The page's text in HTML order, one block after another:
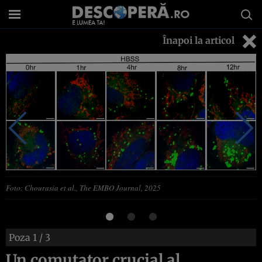
Înapoi la articol
Foto: Chourasia et al., The EMBO Journal, 2025
Poza 1 / 3